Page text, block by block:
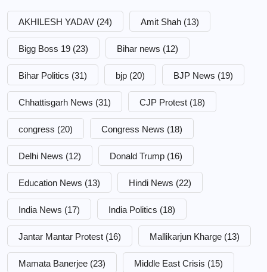
AKHILESH YADAV (24) Amit Shah (13)
Bigg Boss 19 (23) Bihar news (12)
Bihar Politics (31) bjp (20) BJP News (19)
Chhattisgarh News (31) CJP Protest (18)
congress (20) Congress News (18)
Delhi News (12) Donald Trump (16)
Education News (13) Hindi News (22)
India News (17) India Politics (18)
Jantar Mantar Protest (16) Mallikarjun Kharge (13)
Mamata Banerjee (23) Middle East Crisis (15)